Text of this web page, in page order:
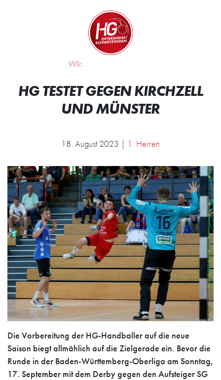
Zur Startseite
Wir.
HG TESTET GEGEN KIRCHZELL
UND MÜNSTER
18. August 2023 | 1. Herren
Die Vorbereitung der HG-Handballer auf die neue
Saison biegt allmählich auf die Zielgerade ein. Bevor die
Runde in der Baden-Württemberg-Oberliga am Sonntag,
17. September mit dem Derby gegen den Aufsteiger SG